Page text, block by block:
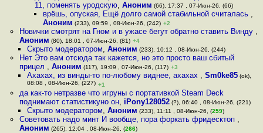
11, поменять уродскую,Аноним (66), 17:37 , 07-Июн-26, (66)
врёшь, опуская, Ещё долго самой стабильной считалась ,
Аноним (233), 09:59 , 08-Июн-26, (242) +2
Новички смотрят на Гном и в ужасе бегут обратно ставить Винду ,
Аноним (80), 18:01 , 07-Июн-26, (81) +4
Скрыто модератором, Аноним (233), 10:12 , 08-Июн-26, (244)
Нет Это вам отсюда так кажется, но это просто ваш сбитый
прицел , Аноним (117), 19:09 , 07-Июн-26, (117) +3
Ахахах, из винды-то по-любому виднее, ахахах , Sm0ke85(ok),
08:08 , 08-Июн-26, (227) +1
да как-то нетразве что игруны с портативкой Steam Deck
поднимают статистикуно он, iPony128052(?), 06:40 , 08-Июн-26, (221)
Скрыто модератором, Аноним (233), 11:11 , 08-Июн-26, (259)
Советовать надо минт И вообще, пора форкать фридесктоп ,
Аноним (265), 12:04 , 08-Июн-26, (266)